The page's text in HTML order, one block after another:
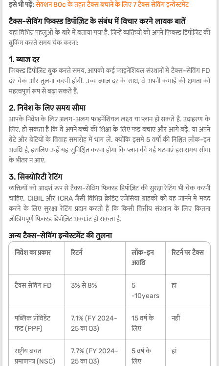
इसे भी पढ़ें: सेक्शन 80c के तहत टैक्स बचाने के लिए 7 टैक्स सेविंग इन्वेस्टमेंट
टैक्स-सेविंग फिक्स्ड डिपॉज़िट के संबंध में विचार करने लायक बातें
यहां विभिन्न पहलुओं के बारे में बताया गया है, जिन्हें व्यक्तियों को अपने फिक्स्ड डिपॉज़िट की
बुकिंग करते समय चेक करना:
1. ब्याज दर
फिक्स्ड डिपॉज़िट बुक करते समय, आपको कई फाइनेंशियल संस्थानों में टैक्स-सेविंग FD
दर चेक और तुलना करनी होगी. उच्च ब्याज दर के साथ, वे अपनी कमाई की क्षमता को
महत्वपूर्ण रूप से बढ़ा सकते हैं.
2. निवेश के लिए समय सीमा
आपके निवेश के लिए अलग-अलग फाइनेंशियल लक्ष्य या प्लान हो सकते हैं. उदाहरण के
लिए, हो सकता है कि वे अपने बच्चे की शिक्षा के लिए फंड बचाएं और आगे बढ़ें, या अपने
बेटे और बेटियों के विवाह समारोह में भाग लें. क्योंकि इसमें 5 वर्षों की निश्चित लॉक-इन
अवधि है, इसलिए उन्हें यह सुनिश्चित करना होगा कि प्लान की गई घटनाएं इस समय सीमा
के भीतर न आएं.
3. सिक्योरिटी रेटिंग
व्यक्तियों को आदर्श रूप से टैक्स-सेविंग फिक्स्ड डिपॉज़िट की सुरक्षा रेटिंग भी चेक करनी
चाहिए. CIBIL और ICRA जैसी विभिन्न क्रेडिट एजेंसियां ग्राहकों को यह जानने में मदद
करने के लिए सुरक्षा रेटिंग प्रदान करती हैं कि किसी वित्तीय संस्थान के लिए कितना
जोखिमपूर्ण फिक्स्ड डिपॉज़िट अकाउंट हो सकता है.
अन्य टैक्स-सेविंग इन्वेस्टमेंट की तुलना
निवेश का प्रकार रिटर्न
लॉक-इन
अवधि
रिटर्न पर टैक्स
टैक्स सेविंग FD 3% से 8%
5
-10years
हां
पब्लिक प्रॉविडेंट
फंड (PPF)
7.1% (FY 2024-
25 का Q3)
15 वर्ष के
लिए
नहीं
राष्ट्रीय बचत
प्रमाणपत्र (NSC)
7.7% (FY 2024-
25 का Q3)
5 वर्ष के
लिए
हां